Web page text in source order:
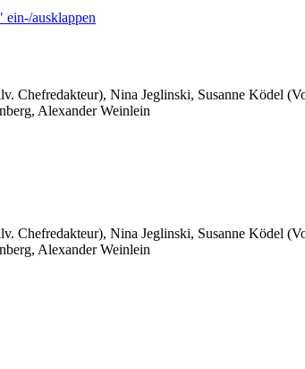
ausklappen
Chefredakteur), Nina Jeglinski, Susanne Ködel
Alexander Weinlein
Chefredakteur), Nina Jeglinski, Susanne Ködel
Alexander Weinlein